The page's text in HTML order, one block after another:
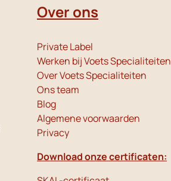
Over ons
Private Label
Werken bij Voets Specialiteiten
Over Voets Specialiteiten
Ons team
Blog
Algemene voorwaarden
Privacy
Download onze certificaten: